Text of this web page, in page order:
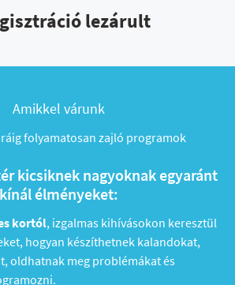
lezárult
Amikkel várunk
folyamatosan zajló programok
kicsiknek nagyoknak egyaránt
kínál élményeket:
kortól, izgalmas kihívásokon keresztül
hogyan készíthetnek kalandokat,
oldhatnak meg problémákat és